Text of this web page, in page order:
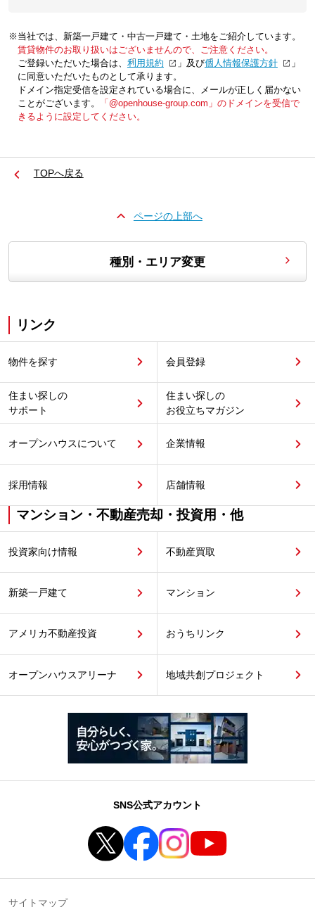
※当社では、新築一戸建て・中古一戸建て・土地をご紹介しています。
賃貸物件のお取り扱いはございませんので、ご注意ください。
ご登録いただいた場合は、「利用規約 」及び「個人情報保護方針
」
に同意いただいたものとして承ります。
ドメイン指定受信を設定されている場合に、メールが正しく届かない
ことがございます。
「@openhouse-group.com」のドメインを受信で
きるように設定してください。
TOPへ戻る
ページの上部へ
種別・エリア変更
リンク
物件を探す 会員登録
住まい探しの
サポート
住まい探しの
お役立ちマガジン
オープンハウスについて 企業情報
採用情報 店舗情報
マンション・不動産売却・投資用・他
投資家向け情報 不動産買取
新築一戸建て マンション
アメリカ不動産投資 おうちリンク
オープンハウスアリーナ 地域共創プロジェクト
SNS公式アカウント
サイトマップ